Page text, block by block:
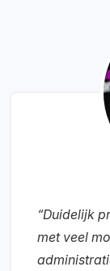
“Duidelijk
met veel